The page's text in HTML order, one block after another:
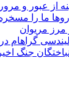
از عبور و
ما را
مریوان
گراهام
جنگ اخیر